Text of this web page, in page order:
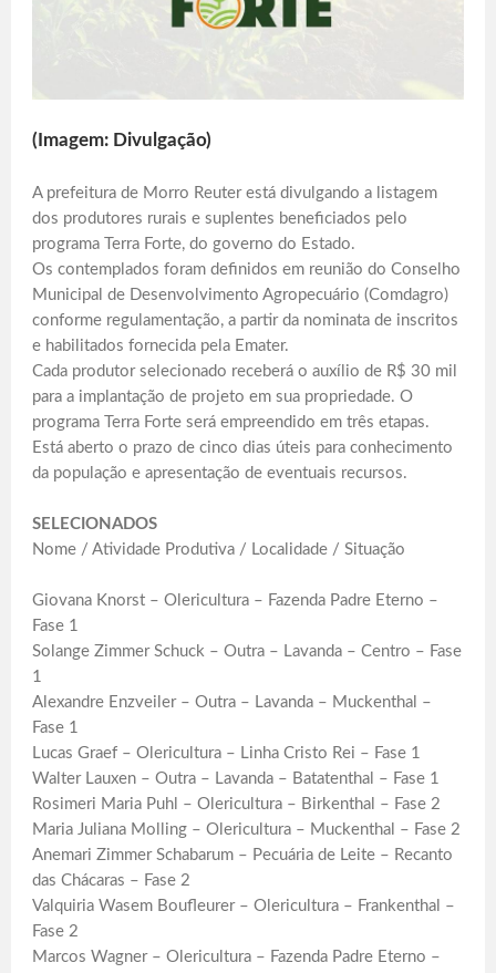
(Imagem: Divulgação)
A prefeitura de Morro Reuter está divulgando a listagem
dos produtores rurais e suplentes beneficiados pelo
programa Terra Forte, do governo do Estado.
Os contemplados foram definidos em reunião do Conselho
Municipal de Desenvolvimento Agropecuário (Comdagro)
conforme regulamentação, a partir da nominata de inscritos
e habilitados fornecida pela Emater.
Cada produtor selecionado receberá o auxílio de R$ 30 mil
para a implantação de projeto em sua propriedade. O
programa Terra Forte será empreendido em três etapas.
Está aberto o prazo de cinco dias úteis para conhecimento
da população e apresentação de eventuais recursos.
SELECIONADOS
Nome / Atividade Produtiva / Localidade / Situação
Giovana Knorst – Olericultura – Fazenda Padre Eterno –
Fase 1
Solange Zimmer Schuck – Outra – Lavanda – Centro – Fase
1
Alexandre Enzveiler – Outra – Lavanda – Muckenthal –
Fase 1
Lucas Graef – Olericultura – Linha Cristo Rei – Fase 1
Walter Lauxen – Outra – Lavanda – Batatenthal – Fase 1
Rosimeri Maria Puhl – Olericultura – Birkenthal – Fase 2
Maria Juliana Molling – Olericultura – Muckenthal – Fase 2
Anemari Zimmer Schabarum – Pecuária de Leite – Recanto
das Chácaras – Fase 2
Valquiria Wasem Boufleurer – Olericultura – Frankenthal –
Fase 2
Marcos Wagner – Olericultura – Fazenda Padre Eterno –